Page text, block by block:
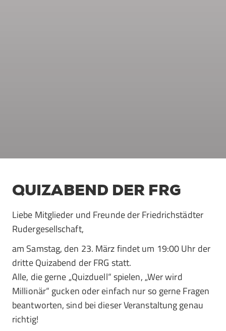
QUIZABEND DER FRG
Liebe Mitglieder und Freunde der Friedrichstädter
Rudergesellschaft,
am Samstag, den 23. März findet um 19:00 Uhr der
dritte Quizabend der FRG statt.
Alle, die gerne „Quizduell“ spielen, „Wer wird
Millionär“ gucken oder einfach nur so gerne Fragen
beantworten, sind bei dieser Veranstaltung genau
richtig!